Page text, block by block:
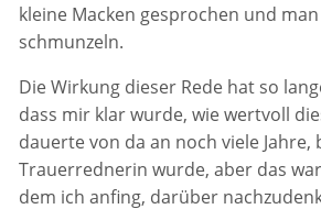
kleine Macken gesprochen und
schmunzeln.
Die Wirkung dieser Rede hat so
dass mir klar wurde, wie wertvoll
dauerte von da an noch viele Jahre,
Trauerrednerin wurde, aber das
dem ich anfing, darüber